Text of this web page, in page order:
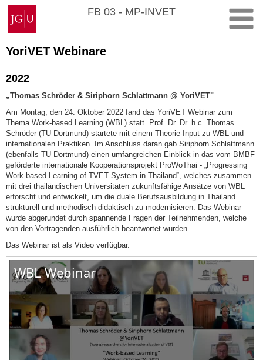
Zum
Inhalt
springen
Johannes
Gutenberg-
Universität
Mainz
FB 03 - MP-INVET
YoriVET Webinare
2022
„Thomas Schröder & Siriphorn Schlattmann @ YoriVET"
Am Montag, den 24. Oktober 2022 fand das YoriVET Webinar zum
Thema Work-based Learning (WBL) statt. Prof. Dr. Dr. h.c. Thomas
Schröder (TU Dortmund) startete mit einem Theorie-Input zu WBL und
internationalen Praktiken. Im Anschluss daran gab Siriphorn Schlattmann
(ebenfalls TU Dortmund) einen umfangreichen Einblick in das vom BMBF
geförderte internationale Kooperationsprojekt ProWoThai - „Progressing
Work-based Learning of TVET System in Thailand“, welches zusammen
mit drei thailändischen Universitäten zukunftsfähige Ansätze von WBL
erforscht und entwickelt, um die duale Berufsausbildung in Thailand
strukturell und methodisch-didaktisch zu modernisieren. Das Webinar
wurde abgerundet durch spannende Fragen der Teilnehmenden, welche
von den Vortragenden ausführlich beantwortet wurden.
Das Webinar ist als Video verfügbar.